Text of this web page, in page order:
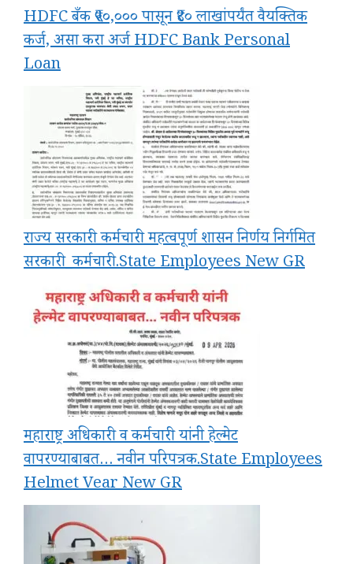
HDFC बँक ₹५०,००० पासून ₹४० लाखांपर्यंत वैयक्तिक
कर्ज, असा करा अर्ज HDFC Bank Personal
Loan
राज्य सरकारी कर्मचारी महत्वपूर्ण शासन निर्णय निर्गमित
सरकारी_कर्मचारी.State Employees New GR
महाराष्ट्र अधिकारी व कर्मचारी यांनी हेल्मेट
वापरण्याबाबत… नवीन परिपत्रक.State Employees
Helmet Vear New GR